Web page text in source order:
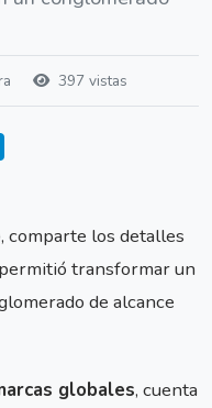
397 vistas
, comparte los detalles
transformar un
de alcance
globales, cuenta